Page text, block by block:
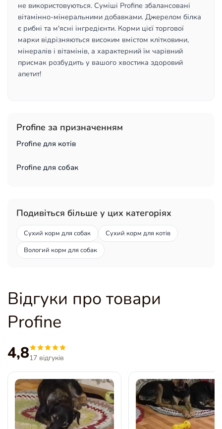
не використовуються. Суміші Profine збалансовані
вітамінно-мінеральними добавками. Джерелом білка
є рибні та м'ясні інгредієнти. Корми цієї торгової
марки відрізняються високим вмістом клітковини,
мінералів і вітамінів, а характерний їм чарівний
присмак розбудить у вашого хвостика здоровий
апетит!
Profine за призначенням
Profine для котів
Profine для собак
Подивіться більше у цих категоріях
Сухий корм для собак
Сухий корм для котів
Вологий корм для собак
Відгуки про товари
Profine
4,817 відгуків